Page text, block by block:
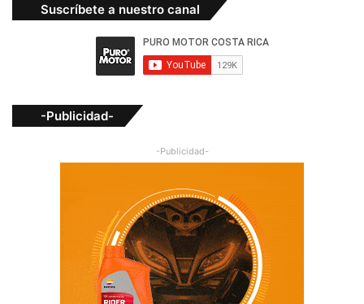
Suscríbete a nuestro canal
-Publicidad-
-Publicidad-